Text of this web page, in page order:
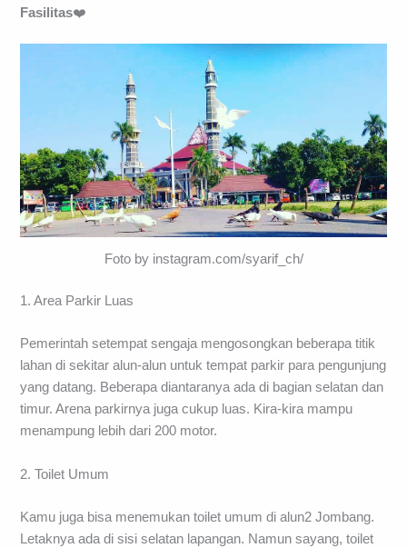
Fasilitas❤️
Foto by instagram.com/syarif_ch/
1. Area Parkir Luas
Pemerintah setempat sengaja mengosongkan beberapa titik
lahan di sekitar alun-alun untuk tempat parkir para pengunjung
yang datang. Beberapa diantaranya ada di bagian selatan dan
timur. Arena parkirnya juga cukup luas. Kira-kira mampu
menampung lebih dari 200 motor.
2. Toilet Umum
Kamu juga bisa menemukan toilet umum di alun2 Jombang.
Letaknya ada di sisi selatan lapangan. Namun sayang, toilet